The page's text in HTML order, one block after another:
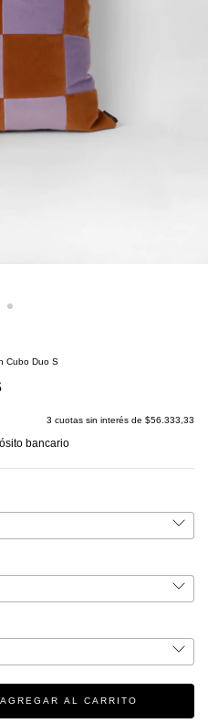
Cubo Duo S
3 cuotas sin interés de $56.333,33
bancario